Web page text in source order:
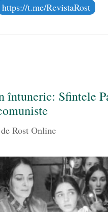
https://t.me/RevistaRost
întuneric: Sfintele
de Rost Online